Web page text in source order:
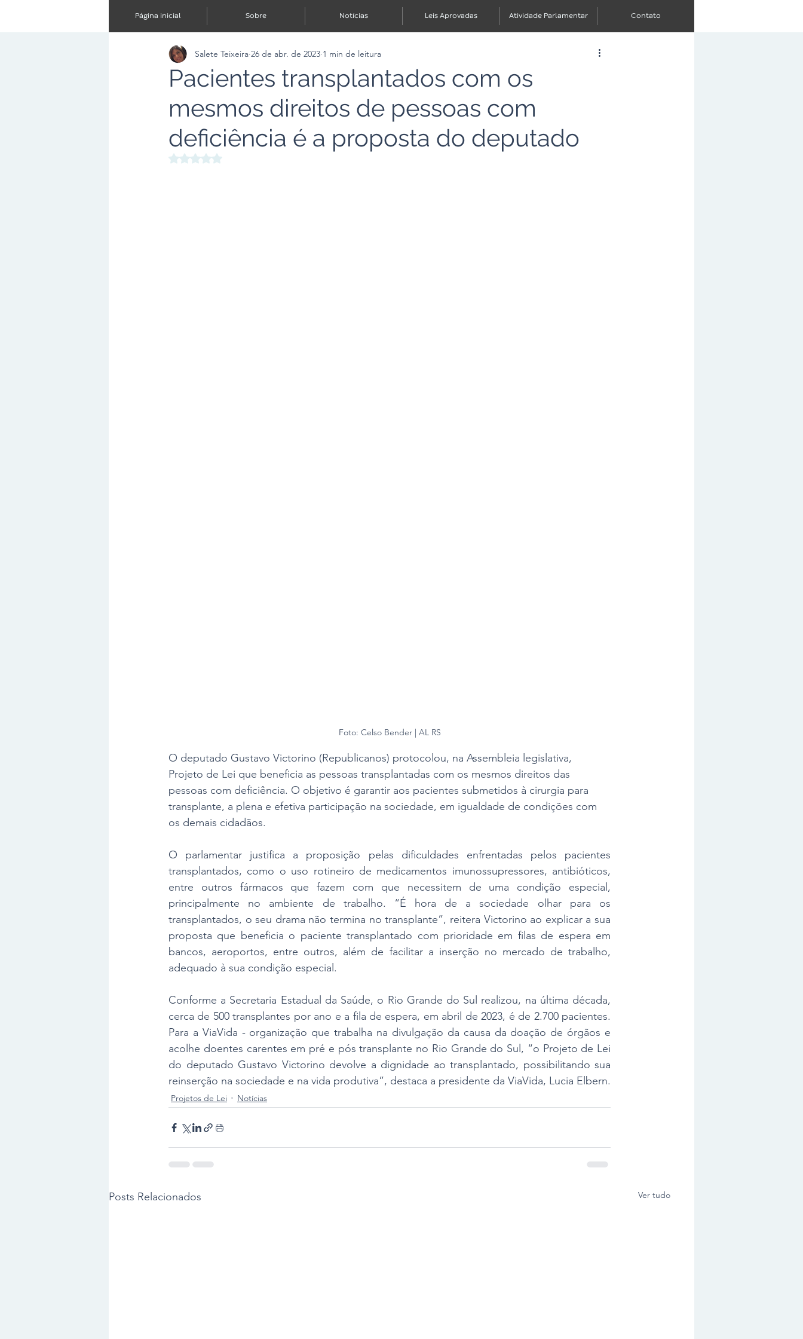
Página inicial Sobre Notícias Leis Aprovadas Atividade Parlamentar Contato
Pacientes transplantados com os
mesmos direitos de pessoas com
deficiência é a proposta do deputado
Salete Teixeira 26 de abr. de 2023 1 min de leitura
Avaliado com NaN de 5 estrelas.
Foto: Celso Bender | AL RS
O deputado Gustavo Victorino (Republicanos) protocolou, na Assembleia legislativa,
Projeto de Lei que beneficia as pessoas transplantadas com os mesmos direitos das
pessoas com deficiência. O objetivo é garantir aos pacientes submetidos à cirurgia para
transplante, a plena e efetiva participação na sociedade, em igualdade de condições com
os demais cidadãos.
O parlamentar justifica a proposição pelas dificuldades enfrentadas pelos pacientes
transplantados, como o uso rotineiro de medicamentos imunossupressores, antibióticos,
entre outros fármacos que fazem com que necessitem de uma condição especial,
principalmente no ambiente de trabalho. “É hora de a sociedade olhar para os
transplantados, o seu drama não termina no transplante”, reitera Victorino ao explicar a sua
proposta que beneficia o paciente transplantado com prioridade em filas de espera em
bancos, aeroportos, entre outros, além de facilitar a inserção no mercado de trabalho,
adequado à sua condição especial.
Conforme a Secretaria Estadual da Saúde, o Rio Grande do Sul realizou, na última década,
cerca de 500 transplantes por ano e a fila de espera, em abril de 2023, é de 2.700 pacientes.
Para a ViaVida - organização que trabalha na divulgação da causa da doação de órgãos e
acolhe doentes carentes em pré e pós transplante no Rio Grande do Sul, “o Projeto de Lei
do deputado Gustavo Victorino devolve a dignidade ao transplantado, possibilitando sua
reinserção na sociedade e na vida produtiva”, destaca a presidente da ViaVida, Lucia Elbern.
Projetos de Lei Notícias
Posts Relacionados Ver tudo